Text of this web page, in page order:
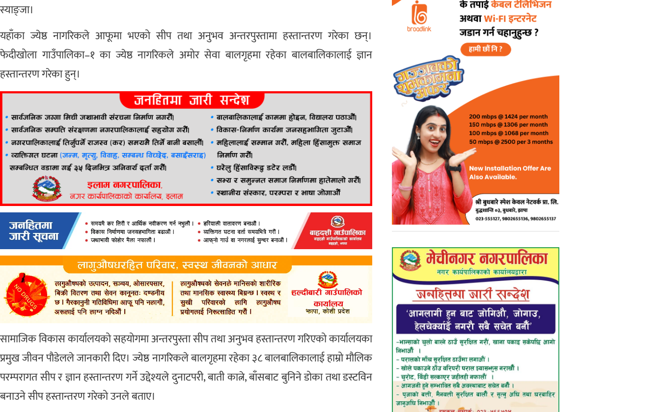
स्याङ्जा।
यहाँका ज्येष्ठ नागरिकले आफूमा भएको सीप तथा अनुभव अन्तरपुस्तामा हस्तान्तरण गरेका छन्।
फेदीखोला गाउँपालिका–१ का ज्येष्ठ नागरिकले अमोर सेवा बालगृहमा रहेका बालबालिकालाई ज्ञान
हस्तान्तरण गरेका हुन्।
सामाजिक विकास कार्यालयको सहयोगमा अन्तरपुस्ता सीप तथा अनुभव हस्तान्तरण गरिएको कार्यालयका
प्रमुख जीवन पौडेलले जानकारी दिए। ज्येष्ठ नागरिकले बालगृहमा रहेका ३८ बालबालिकालाई हाम्रो मौलिक
परम्परागत सीप र ज्ञान हस्तान्तरण गर्ने उद्देश्यले दुनाटपरी, बाती कात्ने, बाँसबाट बुनिने डोका तथा डस्टविन
बनाउने सीप हस्तान्तरण गरेको उनले बताए।